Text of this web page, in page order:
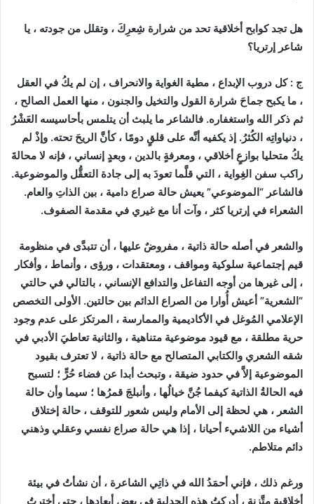
هل تجد كوابح أخلاقية تحد من شرارة شِعرِكَ ، وتقلل من جودته ، يا
شاعر إرتريا؟
ج : كل دروب الإبداع ، مطية الغواية والانحراف ، إن لم يكُ في العقل
، ما يكبح جماحَ شرارة القول والتخيل والجنون ، منها العمل الصالح ،
ثم ذكر الله واستغفاره. فالشاعر ما يلبث أن يتلمس بأحاسيسه العَشْرُ
، دنياواتِه الكُثرُ. إذ يكفيه أنَّه على قلقٍ دومًا ، كأنَّ الريحَ تحته. وإذْ لم
يكُ متحليا بوازعٍ أخلاقي ، ومعرفةٍ بالدين ، وبعدٍ إنساني ، فإنه لا محالةَ
راكب سفن الغِواية ، التي قلَّما تعودَ به إلى جادة التعقُّل والموضوعية.
فالشاعر “الموضوعي” يعيش حالة صراع دامية ، بين الذاتِ والعام.
الشعراء في إرتريا كثر ، وآت أنا مع غيري في مقدمة الصفوف.
والشعر في أصله حالة ذاتية ، مفروضٌ عليها ، أن تتبدَّى في منظومة
قيم إجتماعية سلوكية ومواقف ، ومعتقدات ، ورؤى ، وأنماط ، وأفكار
، إلى غيرها من أوجه التفاعل والتدافع الإنساني ، بالتالي في حالتي
“الشعرية” أعيش أُوارا من الصراع الدائم بين حالتين. الأولى التخصص
الإعلامي المُوغل في الأكاديمية والممارسة ، المرتكز على عدم وجود
حرية مطلقة ، مع قيود موضوعية متناهية ، والثانية تعاطيَ الأدبي في
شقه الشعري والكتابي المتصالح مع حالة ذاتية ، لا تعترف بقيود
الموضوعية إلاَّ في حدود ضيقة ، وتبحث أبدا عن فضاء حُرٍّ ؛ لتسبح
فيه الحالةُ الذاتية كيفما جُنَّ خيالُها ، وأنبلجَ قمرُها ؛ سيما وأن حالة
الشعر ، هي لحظة إلى الأمام وليس شعور للتوقف ، حالة إختلاق
أشياء من اللاشيء أحيانا ، إذا هي حالة صراع نفسي وعقلي وذهني
دائم متلاطم.
ورغم ذلك ، فإني أحمَدُ الله في ذاتِي الشاعرة ، أن نشأتُ في بيئة
أخلاقية متَّزنة ، أدركتُ هذه الجدلية في بعض أبعادها ، حتى أخترتُ